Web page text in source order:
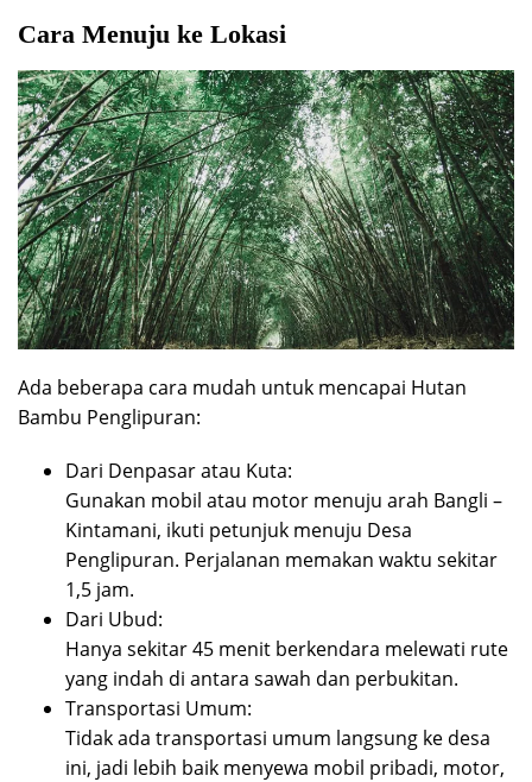
Cara Menuju ke Lokasi
Ada beberapa cara mudah untuk mencapai Hutan
Bambu Penglipuran:
Dari Denpasar atau Kuta:
Gunakan mobil atau motor menuju arah Bangli –
Kintamani, ikuti petunjuk menuju Desa
Penglipuran. Perjalanan memakan waktu sekitar
1,5 jam.
Dari Ubud:
Hanya sekitar 45 menit berkendara melewati rute
yang indah di antara sawah dan perbukitan.
Transportasi Umum:
Tidak ada transportasi umum langsung ke desa
ini, jadi lebih baik menyewa mobil pribadi, motor,